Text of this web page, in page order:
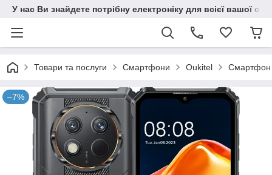
У нас Ви знайдете потрібну електроніку для всієї вашої
Товари та послуги Смартфони Oukitel Смартфон
–7%